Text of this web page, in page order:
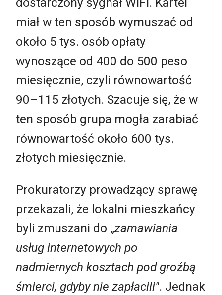
dostarczony sygnał WiFi. Kartel
miał w ten sposób wymuszać od
około 5 tys. osób opłaty
wynoszące od 400 do 500 peso
miesięcznie, czyli równowartość
90–115 złotych. Szacuje się, że w
ten sposób grupa mogła zarabiać
równowartość około 600 tys.
złotych miesięcznie.
Prokuratorzy prowadzący sprawę
przekazali, że lokalni mieszkańcy
byli zmuszani do „zamawiania
usług internetowych po
nadmiernych kosztach pod groźbą
śmierci, gdyby nie zapłacili". Jednak